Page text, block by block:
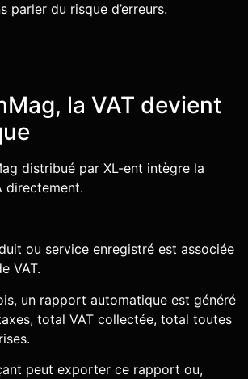
parler du risque d’erreurs.
la VAT devient
distribué par XL-ent intègre la
directement.
ou service enregistré est associée
VAT.
un rapport automatique est généré
total VAT collectée, total toutes
peut exporter ce rapport ou,